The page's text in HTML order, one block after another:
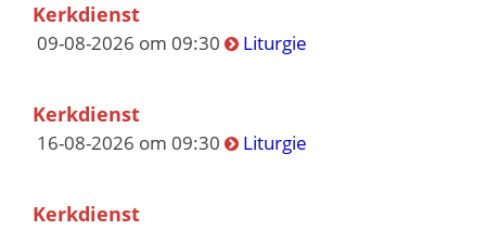
Kerkdienst
09-08-2026 om 09:30 Liturgie
Kerkdienst
16-08-2026 om 09:30 Liturgie
Kerkdienst